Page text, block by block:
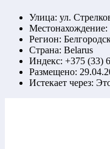
Улица: ул.
Местонахождение:
Регион:
Страна: Belarus
Индекс: +375 (33)
Размещено:
Истекает через: